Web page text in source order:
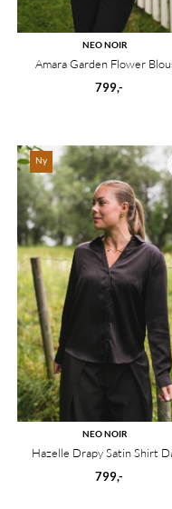
NEO NOIR
Amara Garden Flower
Dark Navy
799,-
Ny
NEO NOIR
Hazelle Drapy Satin Shirt
Brown
799,-